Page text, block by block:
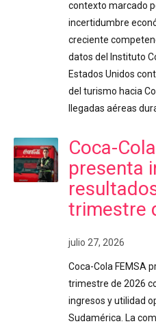
contexto marcado
incertidumbre
creciente
datos del Instituto
Estados Unidos
del turismo hacia
llegadas aéreas
Coca-
presenta
trimestre
julio 27, 2026
Coca-Cola FEMSA
trimestre de 2026
ingresos y utilidad
Sudamérica. La